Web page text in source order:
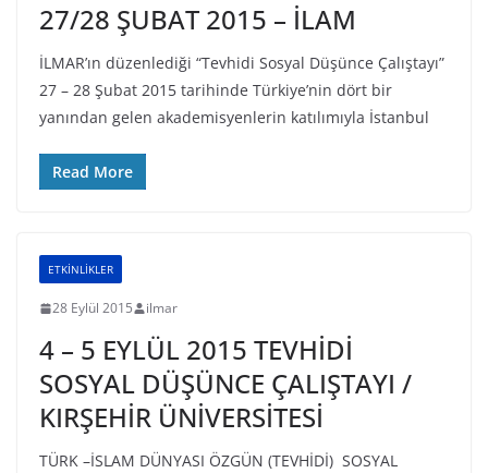
27/28 ŞUBAT 2015 – İLAM
İLMAR’ın düzenlediği “Tevhidi Sosyal Düşünce Çalıştayı”
27 – 28 Şubat 2015 tarihinde Türkiye’nin dört bir
yanından gelen akademisyenlerin katılımıyla İstanbul
Read More
ETKİNLİKLER
28 Eylül 2015 ilmar
4 – 5 EYLÜL 2015 TEVHİDİ
SOSYAL DÜŞÜNCE ÇALIŞTAYI /
KIRŞEHİR ÜNİVERSİTESİ
TÜRK –İSLAM DÜNYASI ÖZGÜN (TEVHİDİ) SOSYAL